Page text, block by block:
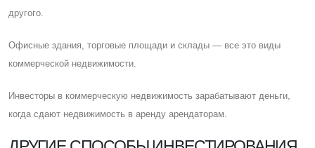
другого.
Офисные здания, торговые площади и склады — все это виды
коммерческой недвижимости.
Инвесторы в коммерческую недвижимость зарабатывают деньги,
когда сдают недвижимость в аренду арендаторам.